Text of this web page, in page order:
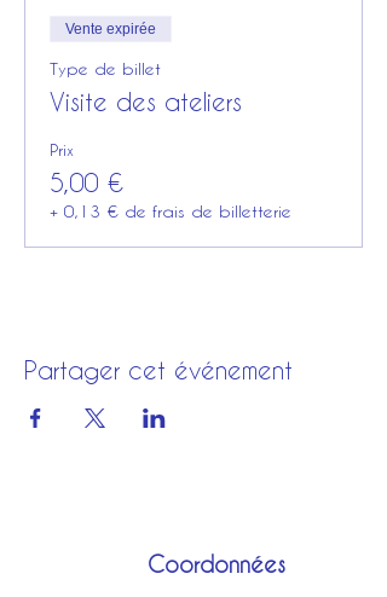
Vente expirée
Type de billet
Visite des ateliers
Prix
5,00 €
+ 0,13 € de frais de billetterie
Partager cet événement
Coordonnées